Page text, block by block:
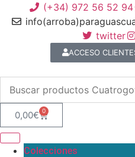
(+34) 972 56 52 94
twitter
ACCESO
0,00€ 0
Colecciones